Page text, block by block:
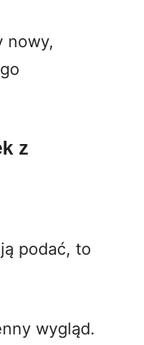
nowy,
z
podać, to
wygląd.